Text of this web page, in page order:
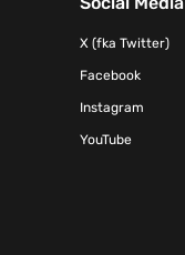
X (fka Twitter)
Facebook
Instagram
YouTube